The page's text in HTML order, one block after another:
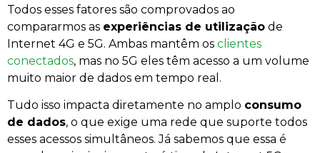
Todos esses fatores são comprovados ao
compararmos as experiências de utilização de
Internet 4G e 5G. Ambas mantêm os clientes
conectados, mas no 5G eles têm acesso a um volume
muito maior de dados em tempo real.
Tudo isso impacta diretamente no amplo consumo
de dados, o que exige uma rede que suporte todos
esses acessos simultâneos. Já sabemos que essa é